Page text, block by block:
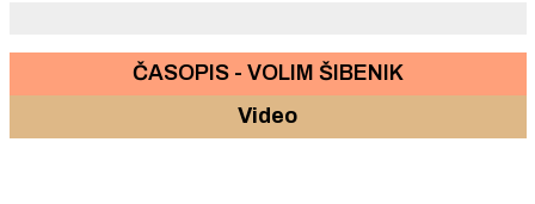
ČASOPIS - VOLIM ŠIBENIK
Video